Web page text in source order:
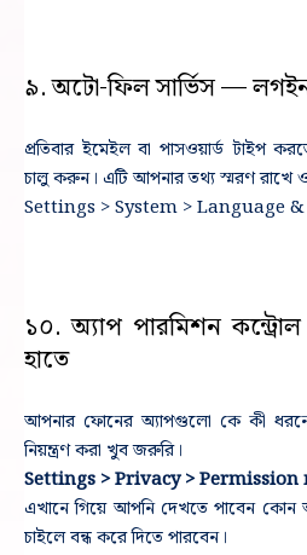
৯. অটো-ফিল সার্ভিস —
প্রতিবার ইমেইল বা পাসওয়ার্ড টাইপ
চালু করুন। এটি আপনার তথ্য স্মরণ
Settings > System > Language
১০. অ্যাপ পারমিশন
হাতে
আপনার ফোনের অ্যাপগুলো কে কী
নিয়ন্ত্রণ করা খুব জরুরি।
Settings > Privacy >
এখানে গিয়ে আপনি দেখতে পাবেন কোন
চাইলে বন্ধ করে দিতে পারবেন।